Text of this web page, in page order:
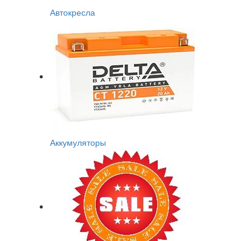
Автокресла
Аккумуляторы